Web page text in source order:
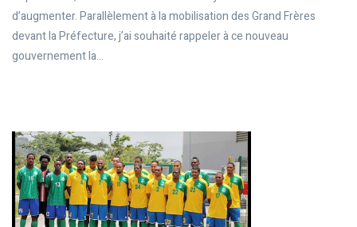
d’augmenter. Parallèlement à la mobilisation des Grand Frères
devant la Préfecture, j’ai souhaité rappeler à ce nouveau
gouvernement la...